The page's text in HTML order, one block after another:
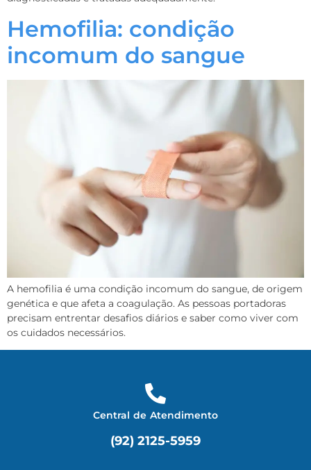
Hemofilia: condição
incomum do sangue
A hemofilia é uma condição incomum do sangue, de origem
genética e que afeta a coagulação. As pessoas portadoras
precisam entrentar desafios diários e saber como viver com
os cuidados necessários.
Central de Atendimento
(92) 2125-5959